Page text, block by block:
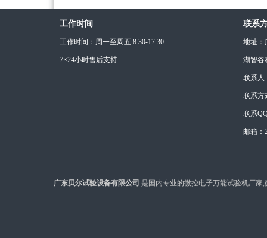
工作时间
工作时间：周一至周五 8:30-17:30
7×24小时售后支持
联系
地址：
湖智谷
联系人
联系方
联系
邮箱：
广东贝尔试验设备有限公司 是国内专业的微控电子万能试验机厂